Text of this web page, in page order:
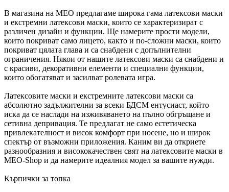
В магазина на MEO предлагаме широка гама латексови маски
и екстремни латексови маски, които се характеризират с
различен дизайн и функции. Ще намерите прости модели,
които покриват само лицето, както и по-сложни маски, които
покриват цялата глава и са снабдени с допълнителни
ограничения. Някои от нашите латексови маски са снабдени и
с красиви, декоративни елементи и специални функции,
които обогатяват и засилват ролевата игра.
Латексовите маски и екстремните латексови маски са
абсолютно задължителни за всеки БДСМ ентусиаст, който
иска да се наслади на изживяването на пълно обгръщане и
сетивна депривация. Те предлагат не само естетическа
привлекателност и висок комфорт при носене, но и широк
спектър от възможни приложения. Каним ви да откриете
разнообразния и висококачествен свят на латексовите маски в
MEO-Shop и да намерите идеалния модел за вашите нужди.
Кърпички за топка